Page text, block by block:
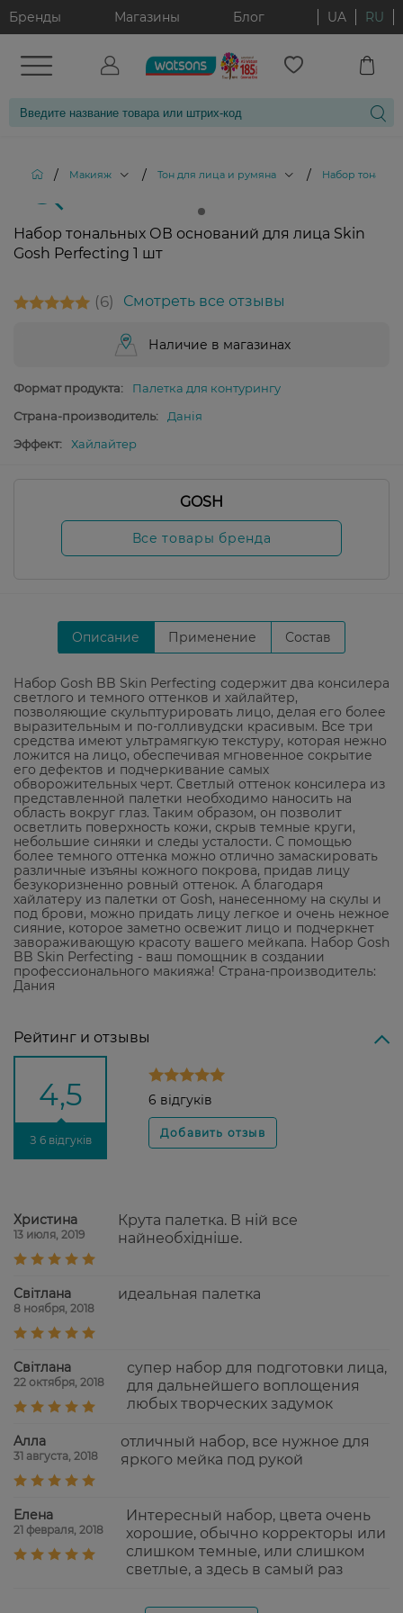
Бренды Магазины Блог UA RU
/ Макияж / Тон для лица и румяна / Набор
Набор тональных ОВ оснований для лица Skin
Gosh Perfecting 1 шт
6 Смотреть все отзывы
Наличие в магазинах
Формат продукта:
Палетка для контурингу
Страна-производитель:
Данія
Эффект:
Хайлайтер
GOSH
Все товары бренда
Описание Применение Состав
Набор Gosh BB Skin Perfecting содержит два консилера
светлого и темного оттенков и хайлайтер,
позволяющие скульптурировать лицо, делая его более
выразительным и по-голливудски красивым. Все три
средства имеют ультрамягкую текстуру, которая нежно
ложится на лицо, обеспечивая мгновенное сокрытие
его дефектов и подчеркивание самых
обворожительных черт. Светлый оттенок консилера из
представленной палетки необходимо наносить на
область вокруг глаз. Таким образом, он позволит
осветлить поверхность кожи, скрыв темные круги,
небольшие синяки и следы усталости. С помощью
более темного оттенка можно отлично замаскировать
различные изъяны кожного покрова, придав лицу
безукоризненно ровный оттенок. А благодаря
хайлатеру из палетки от Gosh, нанесенному на скулы и
под брови, можно придать лицу легкое и очень нежное
сияние, которое заметно освежит лицо и подчеркнет
завораживающую красоту вашего мейкапа. Набор Gosh
BB Skin Perfecting - ваш помощник в создании
профессионального макияжа! Страна-производитель:
Дания
Рейтинг и отзывы
4,5
З 6 відгуків
6 відгуків
Христина
13 июля, 2019
Крута палетка. В ній все
найнеобхідніше.
Світлана
8 ноября, 2018
идеальная палетка
Світлана
22 октября, 2018
супер набор для подготовки лица,
для дальнейшего воплощения
любых творческих задумок
Aлла
31 августа, 2018
отличный набор, все нужное для
яркого мейка под рукой
Елена
21 февраля, 2018
Интересный набор, цвета очень
хорошие, обычно корректоры или
слишком темные, или слишком
светлые, а здесь в самый раз